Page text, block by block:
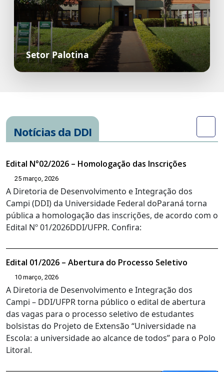
Setor Palotina
Notícias da DDI
Edital N°02/2026 – Homologação das Inscrições
25 março, 2026
A Diretoria de Desenvolvimento e Integração dos
Campi (DDI) da Universidade Federal doParaná torna
pública a homologação das inscrições, de acordo com o
Edital Nº 01/2026DDI/UFPR. Confira:
Edital 01/2026 – Abertura do Processo Seletivo
10 março, 2026
A Diretoria de Desenvolvimento e Integração dos
Campi – DDI/UFPR torna público o edital de abertura
das vagas para o processo seletivo de estudantes
bolsistas do Projeto de Extensão “Universidade na
Escola: a universidade ao alcance de todos” para o Polo
Litoral.